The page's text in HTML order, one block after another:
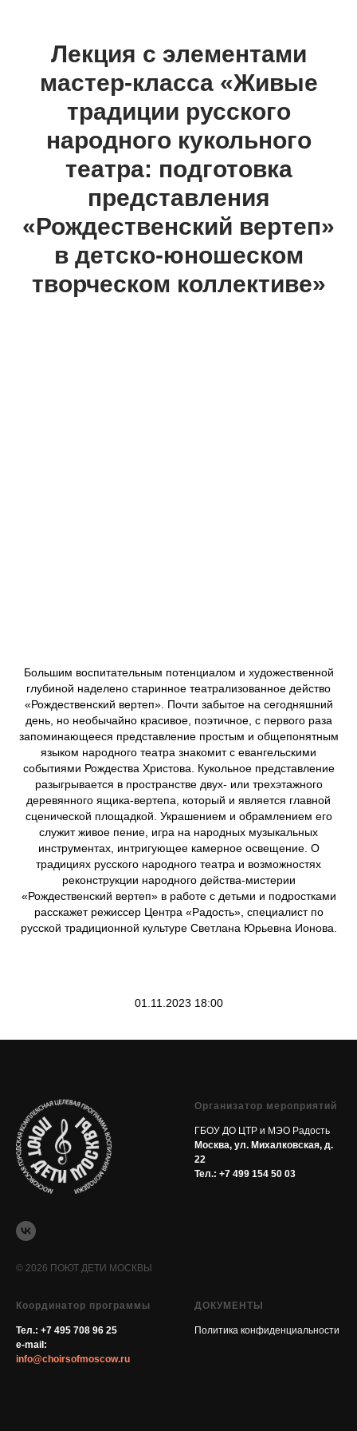
Лекция с элементами
мастер-класса «Живые
традиции русского
народного кукольного
театра: подготовка
представления
«Рождественский вертеп»
в детско-юношеском
творческом коллективе»
Большим воспитательным потенциалом и художественной
глубиной наделено старинное театрализованное действо
«Рождественский вертеп». Почти забытое на сегодняшний
день, но необычайно красивое, поэтичное, с первого раза
запоминающееся представление простым и общепонятным
языком народного театра знакомит с евангельскими
событиями Рождества Христова. Кукольное представление
разыгрывается в пространстве двух- или трехэтажного
деревянного ящика-вертепа, который и является главной
сценической площадкой. Украшением и обрамлением его
служит живое пение, игра на народных музыкальных
инструментах, интригующее камерное освещение. О
традициях русского народного театра и возможностях
реконструкции народного действа-мистерии
«Рождественский вертеп» в работе с детьми и подростками
расскажет режиссер Центра «Радость», специалист по
русской традиционной культуре Светлана Юрьевна Ионова.
01.11.2023 18:00
© 2026 ПОЮТ ДЕТИ МОСКВЫ
Организатор мероприятий
ГБОУ ДО ЦТР и МЭО Радость
Москва, ул. Михалковская, д.
22
Тел.: +7 499 154 50 03
Координатор программы
Тел.: +7 495 708 96 25
e-mail:
info@choirsofmoscow.ru
ДОКУМЕНТЫ
Политика конфиденциальности